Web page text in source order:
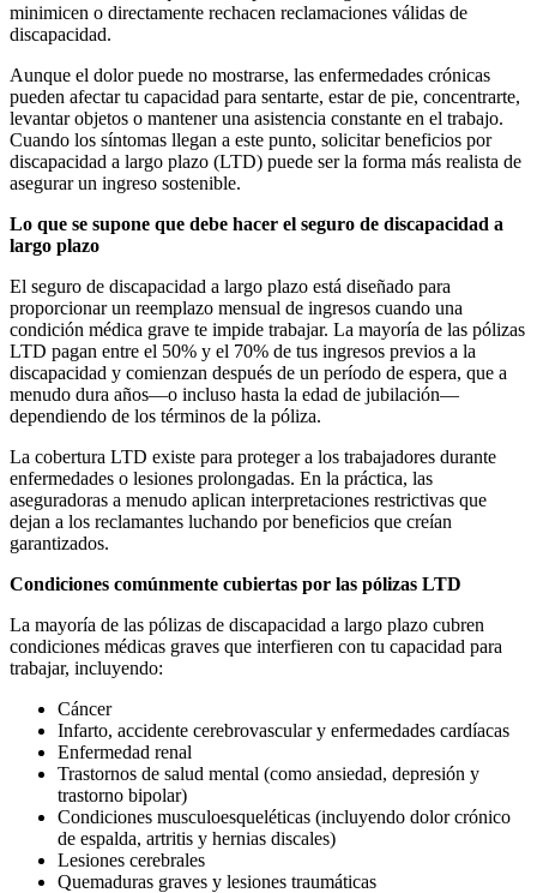
minimicen o directamente rechacen reclamaciones válidas de
discapacidad.
Aunque el dolor puede no mostrarse, las enfermedades crónicas
pueden afectar tu capacidad para sentarte, estar de pie, concentrarte,
levantar objetos o mantener una asistencia constante en el trabajo.
Cuando los síntomas llegan a este punto, solicitar beneficios por
discapacidad a largo plazo (LTD) puede ser la forma más realista de
asegurar un ingreso sostenible.
Lo que se supone que debe hacer el seguro de discapacidad a
largo plazo
El seguro de discapacidad a largo plazo está diseñado para
proporcionar un reemplazo mensual de ingresos cuando una
condición médica grave te impide trabajar. La mayoría de las pólizas
LTD pagan entre el 50% y el 70% de tus ingresos previos a la
discapacidad y comienzan después de un período de espera, que a
menudo dura años—o incluso hasta la edad de jubilación—
dependiendo de los términos de la póliza.
La cobertura LTD existe para proteger a los trabajadores durante
enfermedades o lesiones prolongadas. En la práctica, las
aseguradoras a menudo aplican interpretaciones restrictivas que
dejan a los reclamantes luchando por beneficios que creían
garantizados.
Condiciones comúnmente cubiertas por las pólizas LTD
La mayoría de las pólizas de discapacidad a largo plazo cubren
condiciones médicas graves que interfieren con tu capacidad para
trabajar, incluyendo:
Cáncer
Infarto, accidente cerebrovascular y enfermedades cardíacas
Enfermedad renal
Trastornos de salud mental (como ansiedad, depresión y
trastorno bipolar)
Condiciones musculoesqueléticas (incluyendo dolor crónico
de espalda, artritis y hernias discales)
Lesiones cerebrales
Quemaduras graves y lesiones traumáticas